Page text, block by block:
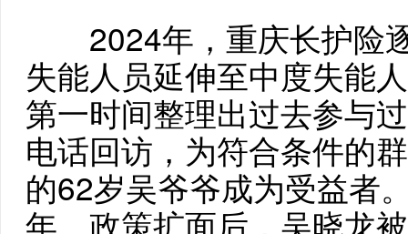
2024年，重庆长护险
失能人员延伸至中度失能
第一时间整理出过去参与
电话回访，为符合条件的
的62岁吴爷爷成为受益者
年。政策扩面后，吴晓龙